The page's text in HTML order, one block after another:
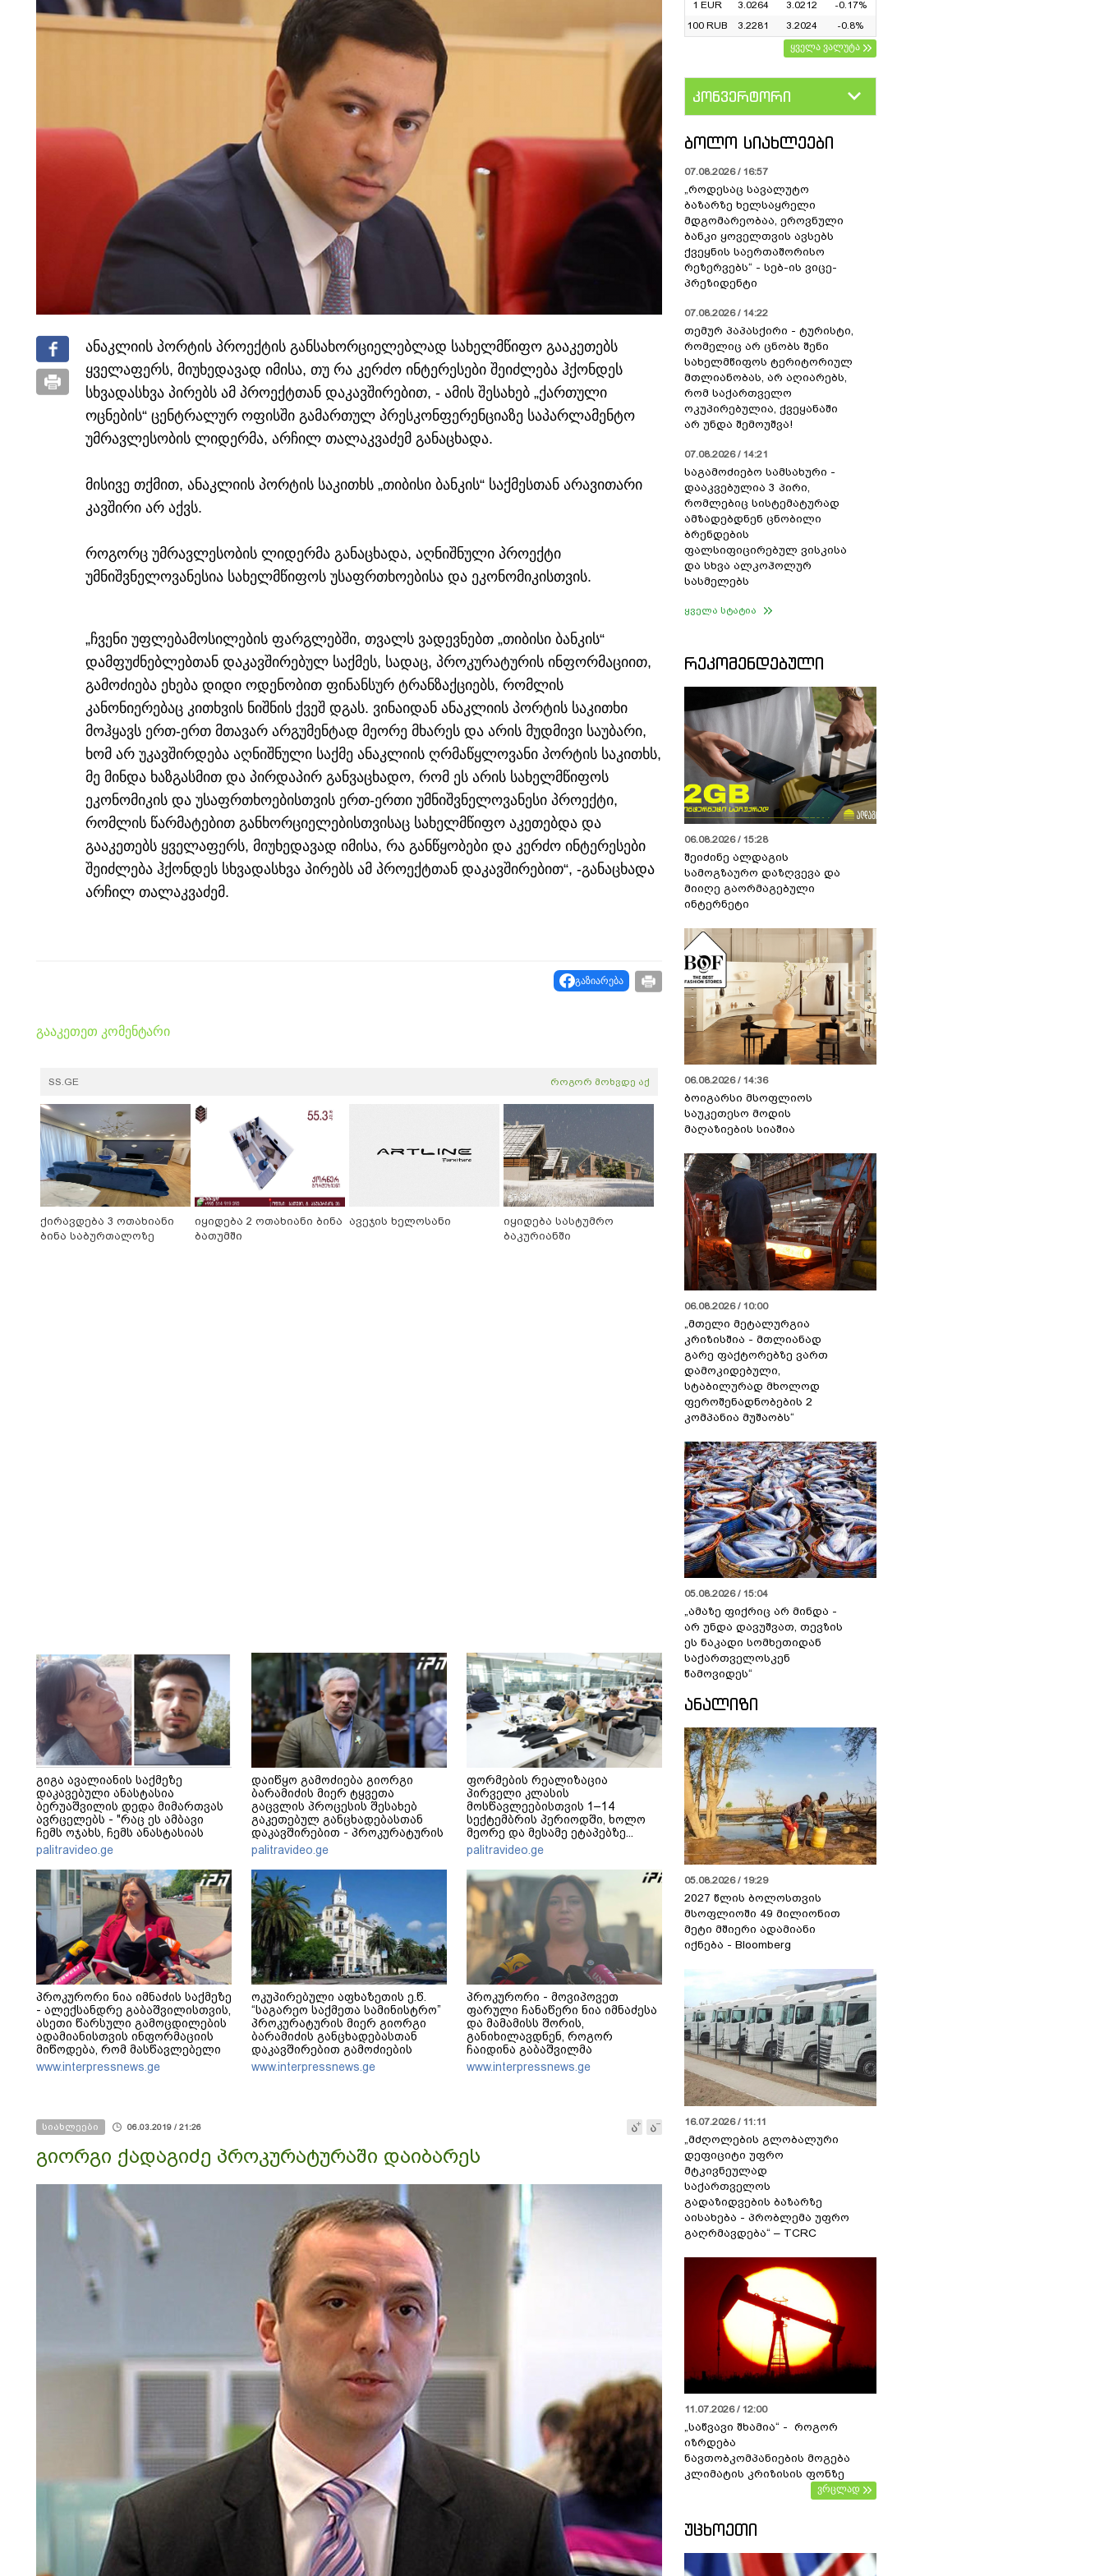
ანაკლიის პორტის პროექტის განსახორციელებლად სახელმწიფო გააკეთებს
ყველაფერს, მიუხედავად იმისა, თუ რა კერძო ინტერესები შეიძლება ჰქონდეს
სხვადასხვა პირებს ამ პროექტთან დაკავშირებით, - ამის შესახებ „ქართული
ოცნების“ ცენტრალურ ოფისში გამართულ პრესკონფერენციაზე საპარლამენტო
უმრავლესობის ლიდერმა, არჩილ თალაკვაძემ განაცხადა.
მისივე თქმით, ანაკლიის პორტის საკითხს „თიბისი ბანკის“ საქმესთან არავითარი
კავშირი არ აქვს.
როგორც უმრავლესობის ლიდერმა განაცხადა, აღნიშნული პროექტი
უმნიშვნელოვანესია სახელმწიფოს უსაფრთხოებისა და ეკონომიკისთვის.
„ჩვენი უფლებამოსილების ფარგლებში, თვალს ვადევნებთ „თიბისი ბანკის“
დამფუძნებლებთან დაკავშირებულ საქმეს, სადაც, პროკურატურის ინფორმაციით,
გამოძიება ეხება დიდი ოდენობით ფინანსურ ტრანზაქციებს, რომლის
კანონიერებაც კითხვის ნიშნის ქვეშ დგას. ვინაიდან ანაკლიის პორტის საკითხი
მოჰყავს ერთ-ერთ მთავარ არგუმენტად მეორე მხარეს და არის მუდმივი საუბარი,
ხომ არ უკავშირდება აღნიშნული საქმე ანაკლიის ღრმაწყლოვანი პორტის საკითხს,
მე მინდა ხაზგასმით და პირდაპირ განვაცხადო, რომ ეს არის სახელმწიფოს
ეკონომიკის და უსაფრთხოებისთვის ერთ-ერთი უმნიშვნელოვანესი პროექტი,
რომლის წარმატებით განხორციელებისთვისაც სახელმწიფო აკეთებდა და
გააკეთებს ყველაფერს, მიუხედავად იმისა, რა განწყობები და კერძო ინტერესები
შეიძლება ჰქონდეს სხვადასხვა პირებს ამ პროექტთან დაკავშირებით“, -განაცხადა
არჩილ თალაკვაძემ.
გაზიარება
გააკეთეთ კომენტარი
SS.GE როგორ მოხვდე აქ
ქირავდება 3 ოთახიანი
ბინა საბურთალოზე
იყიდება 2 ოთახიანი ბინა
ბათუმში
ავეჯის ხელოსანი
იყიდება სასტუმრო
ბაკურიანში
გიგა ავალიანის საქმეზე
დაკავებული ანასტასია
ბერუაშვილის დედა მიმართვას
ავრცელებს - "რაც ეს ამბავი
ჩემს ოჯახს, ჩემს ანასტასიას
გადახდა თავს, მის მერე მე მე
არ ვარ"
palitravideo.ge
დაიწყო გამოძიება გიორგი
ბარამიძის მიერ ტყვეთა
გაცვლის პროცესის შესახებ
გაკეთებულ განცხადებასთან
დაკავშირებით - პროკურატურის
განცხადება
palitravideo.ge
ფორმების რეალიზაცია
პირველი კლასის
მოსწავლეებისთვის 1–14
სექტემბრის პერიოდში, ხოლო
მეორე და მესამე ეტაპებზე...
palitravideo.ge
პროკურორი ნია იმნაძის საქმეზე
- ალექსანდრე გაბაშვილისთვის,
ასეთი წარსული გამოცდილების
ადამიანისთვის ინფორმაციის
მიწოდება, რომ მასწავლებელი
სექსუალურად ავიწროებდა,
ფაქტობრივად, წაქეზება იყო
www.interpressnews.ge
ოკუპირებული აფხაზეთის ე.წ.
“საგარეო საქმეთა სამინისტრო”
პროკურატურის მიერ გიორგი
ბარამიძის განცხადებასთან
დაკავშირებით გამოძიების
დაწყებას ეხმაურება
www.interpressnews.ge
პროკურორი - მოვიპოვეთ
ფარული ჩანაწერი ნია იმნაძესა
და მამამისს შორის,
განიხილავდნენ, როგორ
ჩაიდინა გაბაშვილმა
დანაშაული - ნიას მამა ამბობს,
რომ არასწორად მოიქცა, თუმცა
www.interpressnews.ge
სიახლეები 06.03.2019 / 21:26
გიორგი ქადაგიძე პროკურატურაში დაიბარეს
1 EUR
3.0264 3.0212
-0.17%
100 RUB
3.2281 3.2024
-0.8%
ყველა ვალუტა
კონვერტორი
ᲑᲝᲚᲝ ᲡᲘᲐᲮᲚᲔᲔᲑᲘ
07.08.2026 / 16:57
„როდესაც სავალუტო
ბაზარზე ხელსაყრელი
მდგომარეობაა, ეროვნული
ბანკი ყოველთვის ავსებს
ქვეყნის საერთაშორისო
რეზერვებს“ - სებ-ის ვიცე-
პრეზიდენტი
07.08.2026 / 14:22
თემურ პაპასქირი - ტურისტი,
რომელიც არ ცნობს შენი
სახელმწიფოს ტერიტორიულ
მთლიანობას, არ აღიარებს,
რომ საქართველო
ოკუპირებულია, ქვეყანაში
არ უნდა შემოუშვა!
07.08.2026 / 14:21
საგამოძიებო სამსახური -
დააკვებულია 3 პირი,
რომლებიც სისტემატურად
ამზადებდნენ ცნობილი
ბრენდების
ფალსიფიცირებულ ვისკისა
და სხვა ალკოჰოლურ
სასმელებს
ყველა სტატია
ᲠᲔᲙᲝᲛᲔᲜᲓᲔᲑᲣᲚᲘ
06.08.2026 / 15:28
შეიძინე ალდაგის
სამოგზაურო დაზღვევა და
მიიღე გაორმაგებული
ინტერნეტი
06.08.2026 / 14:36
ბოიგარსი მსოფლიოს
საუკეთესო მოდის
მაღაზიების სიაშია
06.08.2026 / 10:00
„მთელი მეტალურგია
კრიზისშია - მთლიანად
გარე ფაქტორებზე ვართ
დამოკიდებული,
სტაბილურად მხოლოდ
ფეროშენადნობების 2
კომპანია მუშაობს“
05.08.2026 / 15:04
„ამაზე ფიქრიც არ მინდა -
არ უნდა დავუშვათ, თევზის
ეს ნაკადი სომხეთიდან
საქართველოსკენ
წამოვიდეს“
ᲐᲜᲐᲚᲘᲖᲘ
05.08.2026 / 19:29
2027 წლის ბოლოსთვის
მსოფლიოში 49 მილიონით
მეტი მშიერი ადამიანი
იქნება - Bloomberg
16.07.2026 / 11:11
„მძღოლების გლობალური
დეფიციტი უფრო
მტკივნეულად
საქართველოს
გადაზიდვების ბაზარზე
აისახება - პრობლემა უფრო
გაღრმავდება“ – TCRC
11.07.2026 / 12:00
„საწვავი შხამია“ - როგორ
იზრდება
ნავთობკომპანიების მოგება
კლიმატის კრიზისის ფონზე
ვრცლად
ᲣᲪᲮᲝᲔᲗᲘ